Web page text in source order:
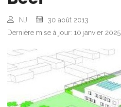
NJ
30 août 2013
Dernière mise à jour: 10 janvier 2025